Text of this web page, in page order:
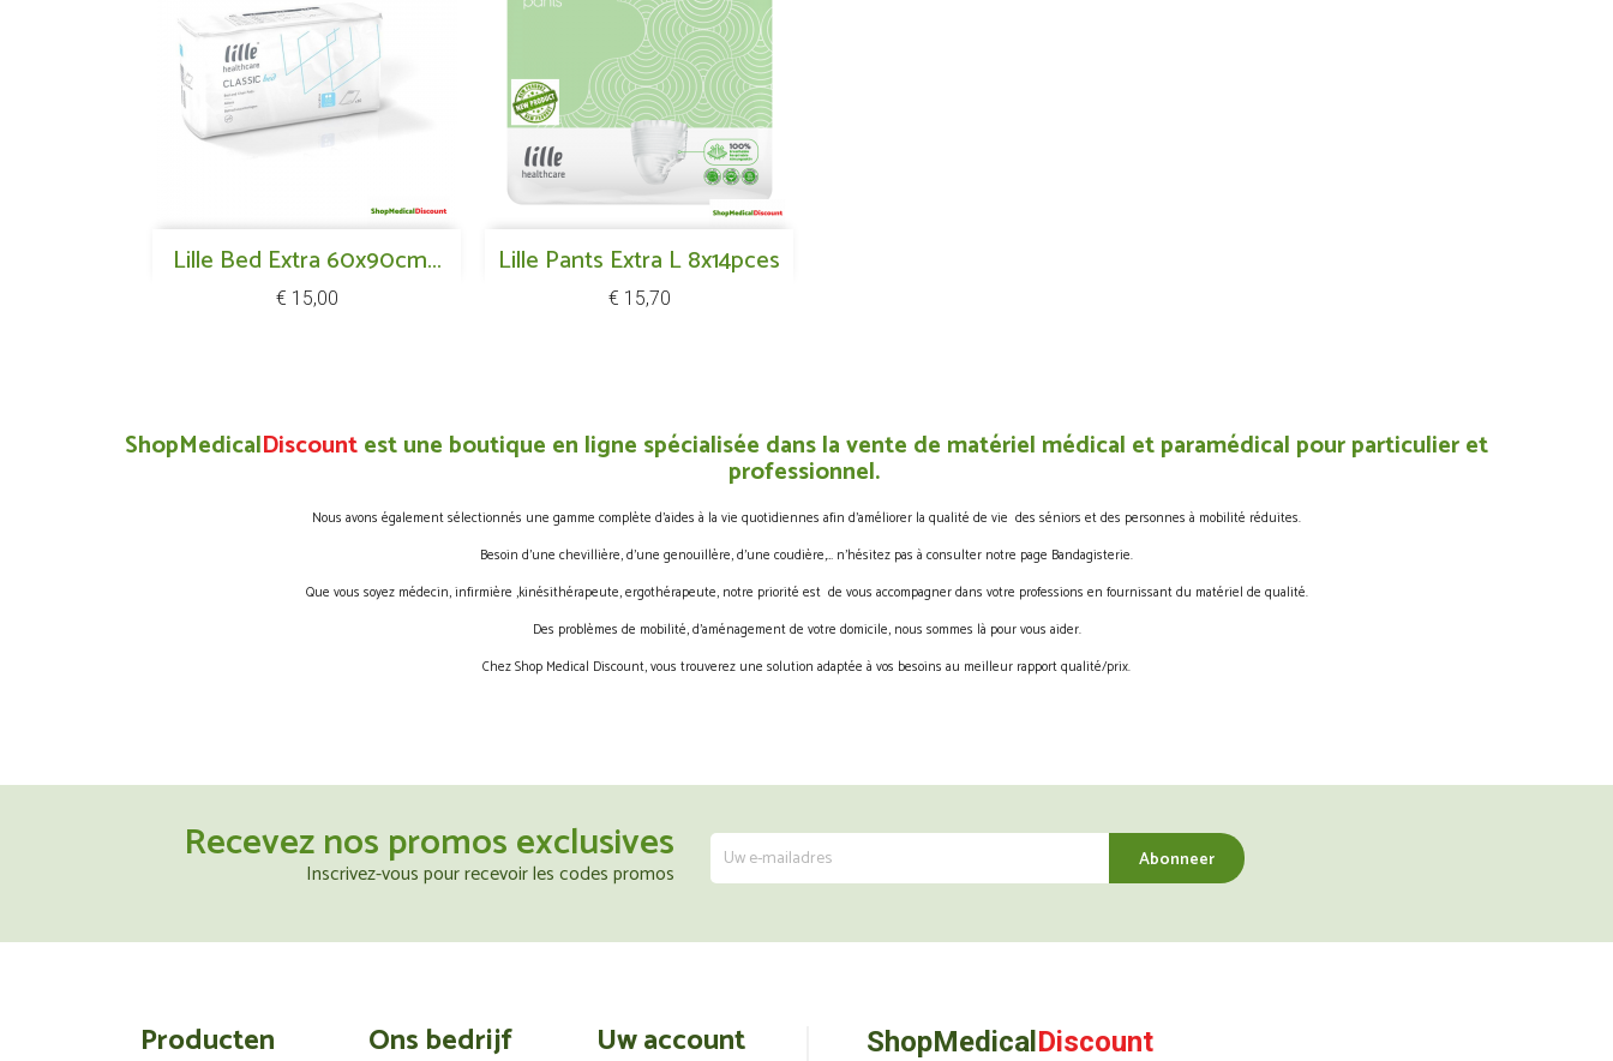
Lille Bed Extra 60x90cm...
Prijs
€ 15,00
 Snel bekijken Lille Pants Extra L 8x14pces
Prijs
€ 15,70
Snel bekijken
ShopMedicalDiscountest une boutique en ligne spécialisée dans la vente de matériel médical et paramédical pour particulier et
professionnel.
Nous avons également sélectionnés une gamme complète d’aides à la vie quotidiennes afin d’améliorer la qualité de vie des séniors et des personnes à mobilité réduites.
Besoin d’une chevillière, d’une genouillère, d’une coudière,… n’hésitez pas à consulter notre page Bandagisterie.
Que vous soyez médecin, infirmière ,kinésithérapeute, ergothérapeute, notre priorité est de vous accompagner dans votre professions en fournissant du matériel de qualité.
Des problèmes de mobilité, d’aménagement de votre domicile, nous sommes là pour vous aider.
Chez Shop Medical Discount, vous trouverez une solution adaptée à vos besoins au meilleur rapport qualité/prix.
Recevez nos promos exclusives
Inscrivez-vous pour recevoir les codes promos
Producten Ons bedrijf Uw account ShopMedical Discount